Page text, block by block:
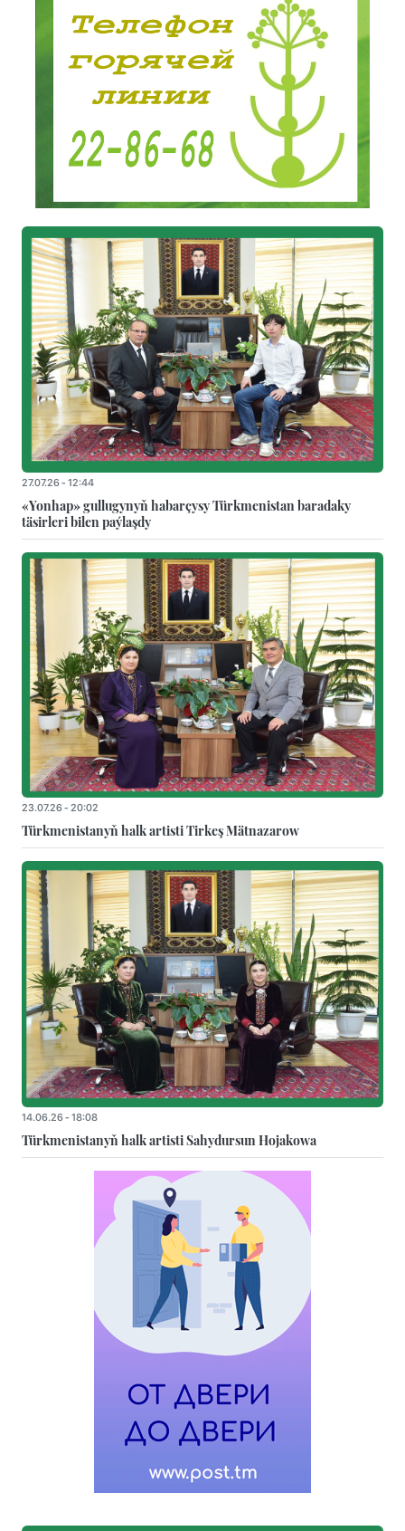
27.07.26 - 12:44
«Yonhap» gullugynyň habarçysy Türkmenistan baradaky
täsirleri bilen paýlaşdy
23.07.26 - 20:02
Türkmenistanyň halk artisti Tirkeş Mätnazarow
14.06.26 - 18:08
Türkmenistanyň halk artisti Sahydursun Hojakowa